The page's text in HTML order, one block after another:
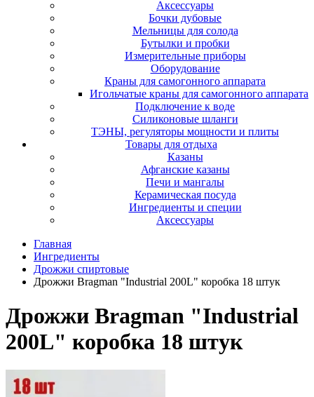
Аксессуары
Бочки дубовые
Мельницы для солода
Бутылки и пробки
Измерительные приборы
Оборудование
Краны для самогонного аппарата
Игольчатые краны для самогонного аппарата
Подключение к воде
Силиконовые шланги
ТЭНЫ, регуляторы мощности и плиты
Товары для отдыха
Казаны
Афганские казаны
Печи и мангалы
Керамическая посуда
Ингредиенты и специи
Аксессуары
Главная
Ингредиенты
Дрожжи спиртовые
Дрожжи Bragman "Industrial 200L" коробка 18 штук
Дрожжи Bragman "Industrial
200L" коробка 18 штук